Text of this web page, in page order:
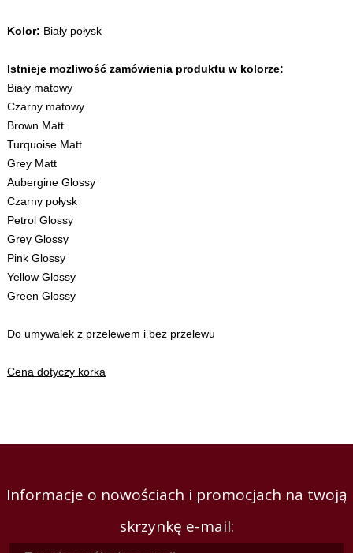
Kolor: Biały połysk
Istnieje możliwość zamówienia produktu w kolorze:
Biały matowy
Czarny matowy
Brown Matt
Turquoise Matt
Grey Matt
Aubergine Glossy
Czarny połysk
Petrol Glossy
Grey Glossy
Pink Glossy
Yellow Glossy
Green Glossy
Do umywalek z przelewem i bez przelewu
Cena dotyczy korka
Informacje o nowościach i promocjach na twoją
skrzynkę e-mail: